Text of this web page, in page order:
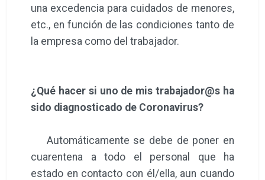
una excedencia para cuidados de menores,
etc., en función de las condiciones tanto de
la empresa como del trabajador.
¿Qué hacer si uno de mis trabajador@s ha
sido diagnosticado de Coronavirus?
Automáticamente se debe de poner en
cuarentena a todo el personal que ha
estado en contacto con él/ella, aun cuando